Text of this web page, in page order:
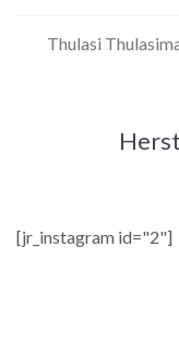
Thulasi
[jr_instagram id="2"]